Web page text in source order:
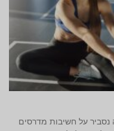
על חשיבות מדרסים